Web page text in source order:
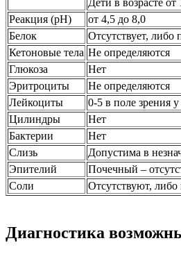
Дети в возрасте
Реакция (рН)
от 4,5 до 8,0
Белок
Отсутствует, либо
Кетоновые тела Не определяются
Глюкоза
Нет
Эритроциты
Не определяются
Лейкоциты
0-5 в поле зрения
Цилиндры
Нет
Бактерии
Нет
Слизь
Допустима в
Эпителий
Почечный –
Соли
Отсутствуют, либо
Диагностика